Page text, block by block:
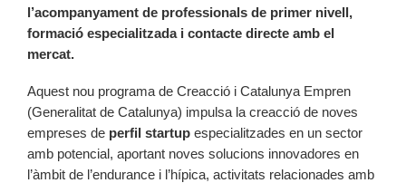
l’acompanyament de professionals de primer nivell,
formació especialitzada i contacte directe amb el
mercat.
Aquest nou programa de Creacció i Catalunya Empren
(Generalitat de Catalunya) impulsa la creacció de noves
empreses de perfil startup especialitzades en un sector
amb potencial, aportant noves solucions innovadores en
l’àmbit de l’endurance i l’hípica, activitats relacionades amb